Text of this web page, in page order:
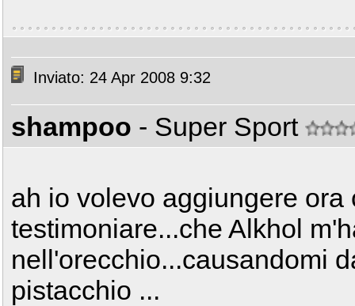
Inviato: 24 Apr 2008 9:32
shampoo - Super Sport
ah io volevo aggiungere
testimoniare...che Alkhol
nell'orecchio...causandomi
pistacchio ...